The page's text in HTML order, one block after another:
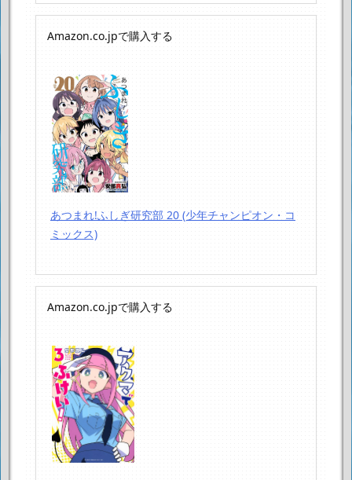
Amazon.co.jpで購入する
あつまれ!ふしぎ研究部 20 (少年チャンピオン・コ
ミックス)
Amazon.co.jpで購入する